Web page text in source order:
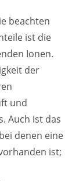
beachten
ist die
Ionen.
der
und
Auch ist das
denen eine
ist;